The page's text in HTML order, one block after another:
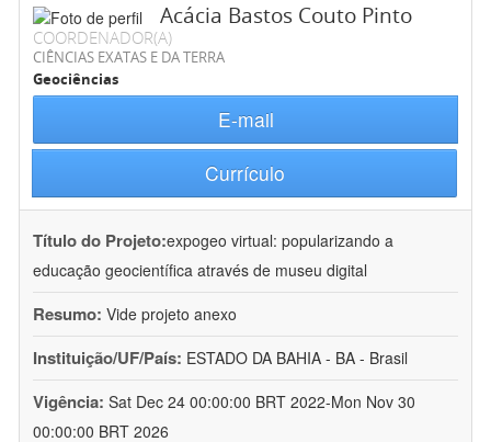
Acácia Bastos Couto Pinto
COORDENADOR(A)
CIÊNCIAS EXATAS E DA TERRA
Geociências
E-mail
Currículo
Título do Projeto:expogeo virtual: popularizando a
educação geocientífica através de museu digital
Resumo: Vide projeto anexo
Instituição/UF/País: ESTADO DA BAHIA - BA - Brasil
Vigência: Sat Dec 24 00:00:00 BRT 2022-Mon Nov 30
00:00:00 BRT 2026